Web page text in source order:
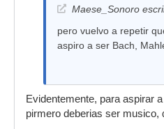
Maese_Sonoro
pero vuelvo a repetir
aspiro a ser Bach,
Evidentemente, para aspirar
pirmero deberias ser musico,